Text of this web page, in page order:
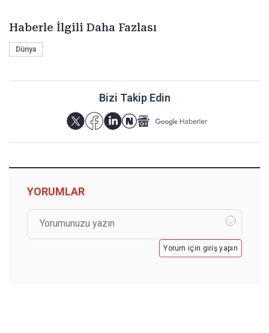
Haberle İlgili Daha Fazlası
Dünya
Bizi Takip Edin
YORUMLAR
Yorum için giriş yapın